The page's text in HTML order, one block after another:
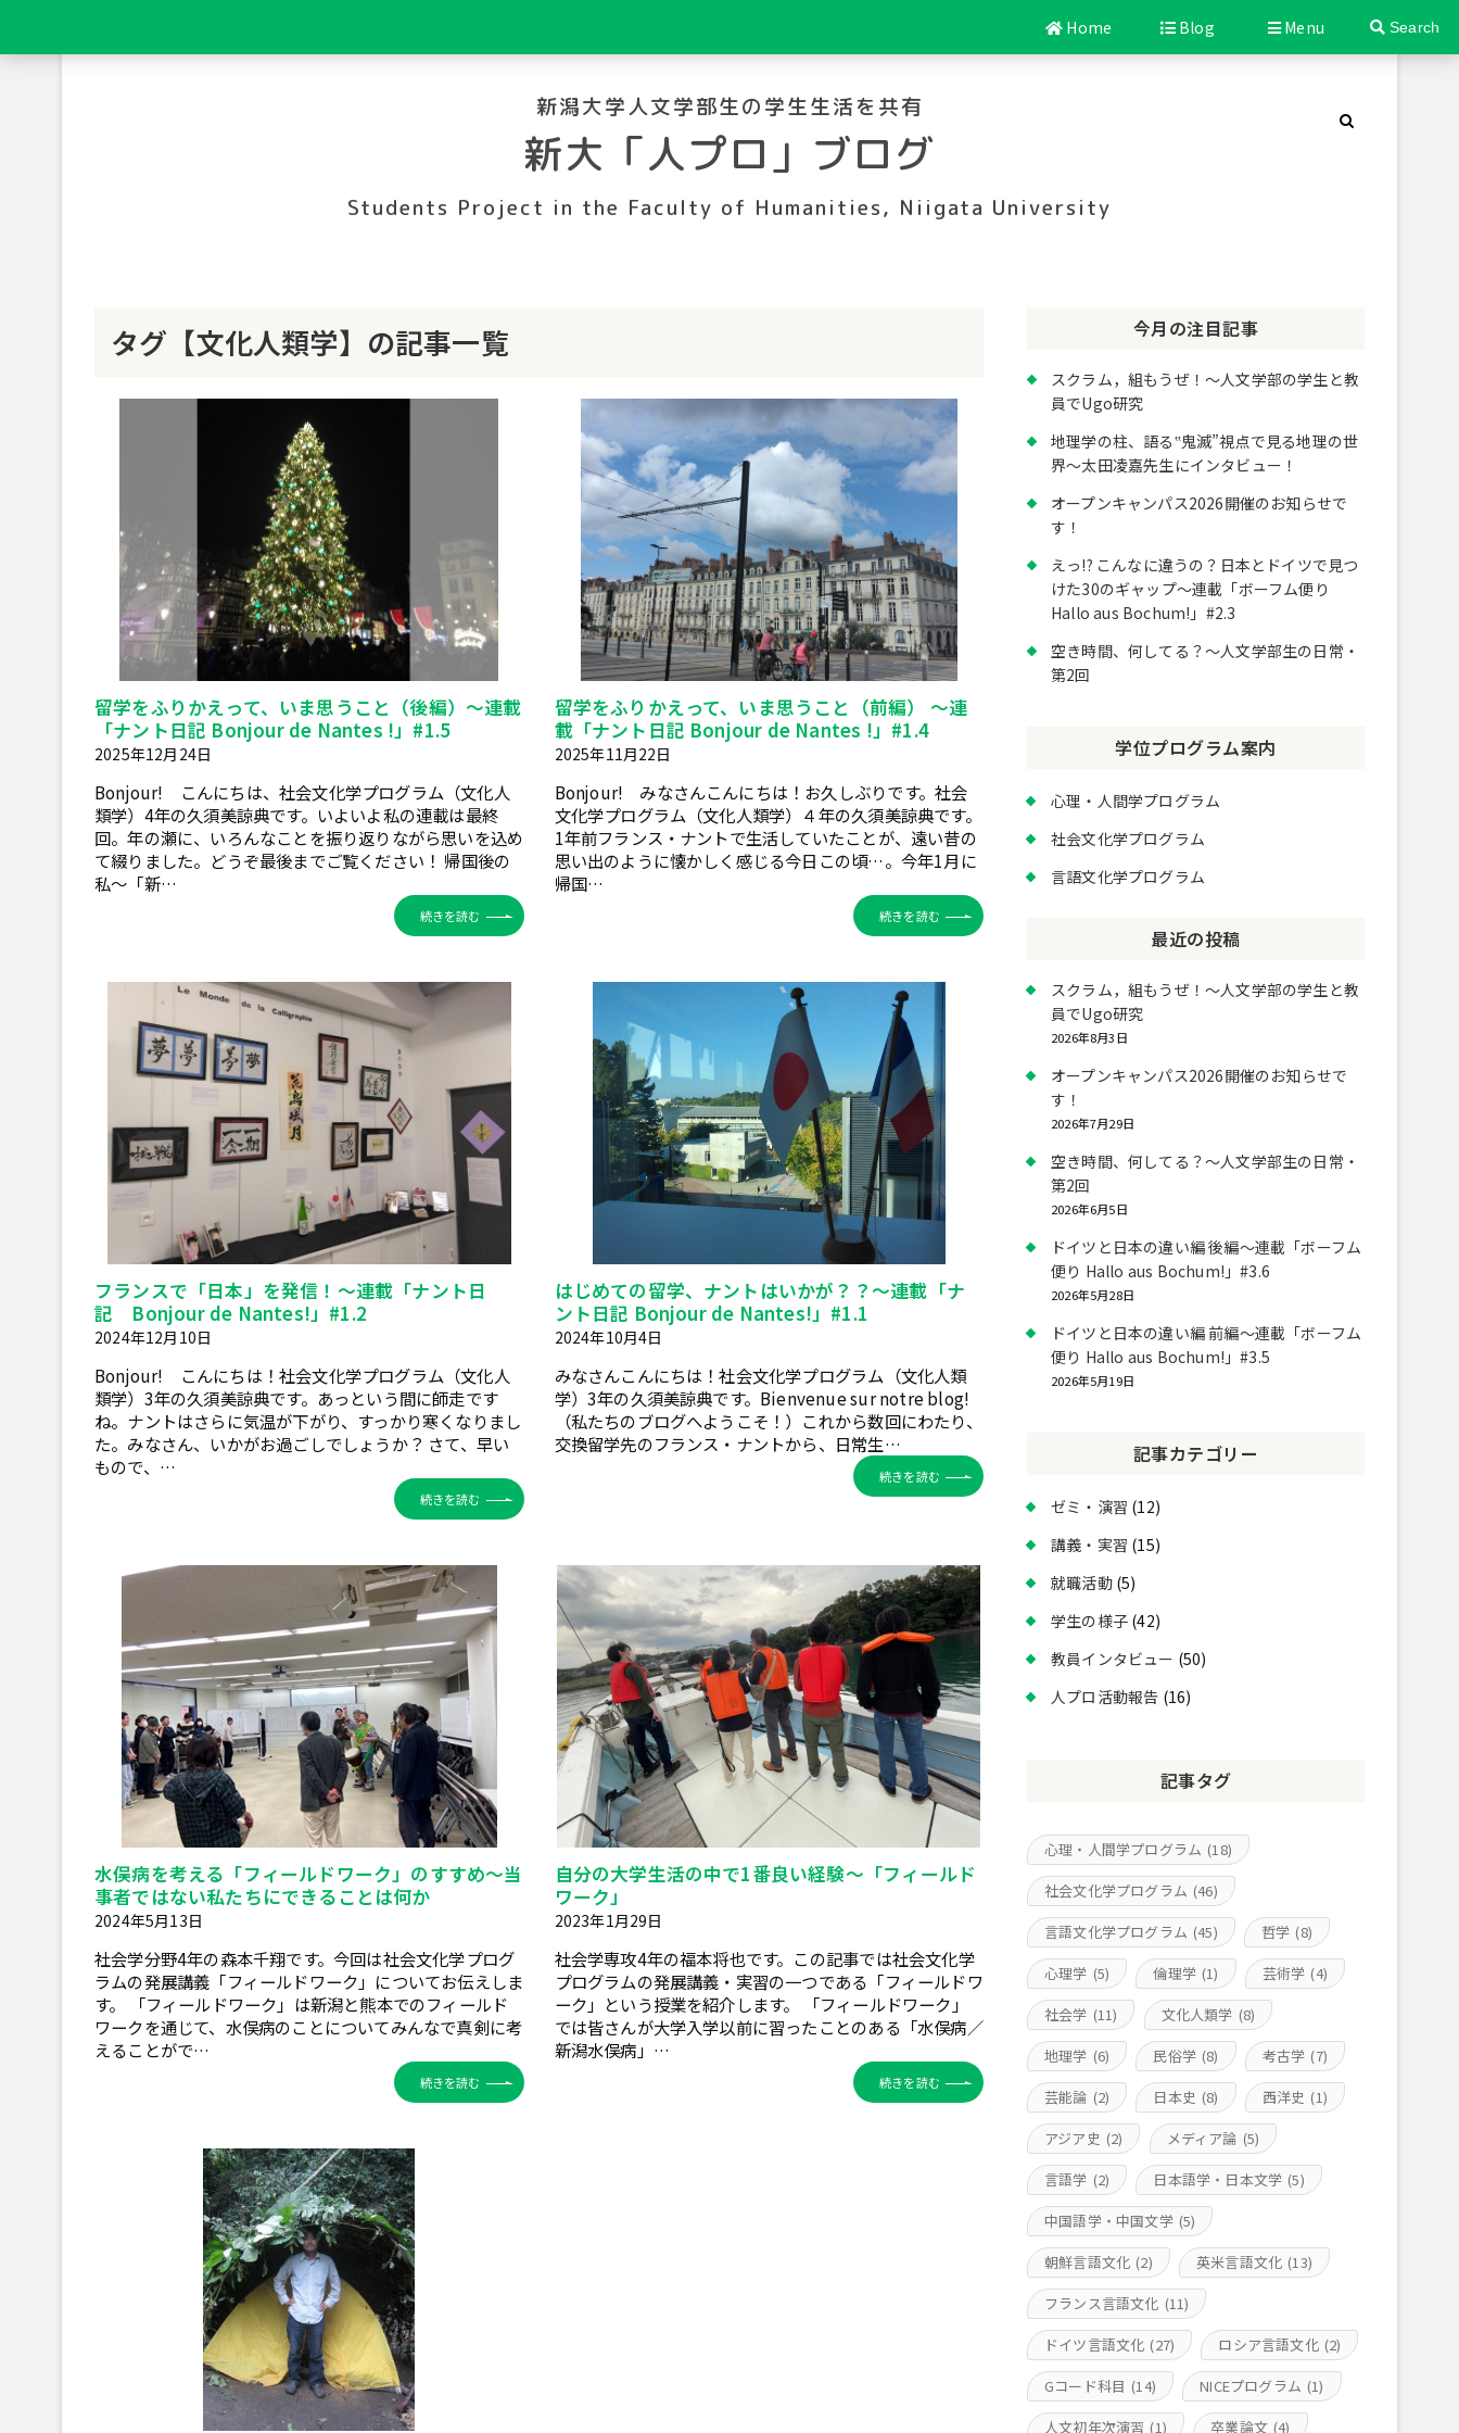
Home Blog Menu Search
新潟大学人文学部生の学生生活を共有
新大「人プロ」ブログ
Students Project in the Faculty of Humanities, Niigata University
タグ【文化人類学】の記事一覧
留学をふりかえって、いま思うこと（後編）～連載
「ナント日記 Bonjour de Nantes !」#1.5
2025年12月24日
Bonjour! こんにちは、社会文化学プログラム（文化人
類学）4年の久須美諒典です。いよいよ私の連載は最終
回。年の瀬に、いろんなことを振り返りながら思いを込め
て綴りました。どうぞ最後までご覧ください！ 帰国後の
私～「新…
続きを読む
留学をふりかえって、いま思うこと（前編） ～連
載「ナント日記 Bonjour de Nantes !」#1.4
2025年11月22日
Bonjour! みなさんこんにちは！お久しぶりです。社会
文化学プログラム（文化人類学）４年の久須美諒典です。
1年前フランス・ナントで生活していたことが、遠い昔の
思い出のように懐かしく感じる今日この頃…。今年1月に
帰国…
続きを読む
フランスで「日本」を発信！～連載「ナント日
記 Bonjour de Nantes!」#1.2
2024年12月10日
Bonjour! こんにちは！社会文化学プログラム（文化人
類学）3年の久須美諒典です。あっという間に師走です
ね。ナントはさらに気温が下がり、すっかり寒くなりまし
た。みなさん、いかがお過ごしでしょうか？ さて、早い
もので、…
続きを読む
はじめての留学、ナントはいかが？？～連載「ナ
ント日記 Bonjour de Nantes!」#1.1
2024年10月4日
みなさんこんにちは！社会文化学プログラム（文化人類
学）3年の久須美諒典です。Bienvenue sur notre blog!
（私たちのブログへようこそ！）これから数回にわたり、
交換留学先のフランス・ナントから、日常生…
続きを読む
水俣病を考える「フィールドワーク」のすすめ～当
事者ではない私たちにできることは何か
2024年5月13日
社会学分野4年の森本千翔です。今回は社会文化学プログ
ラムの発展講義「フィールドワーク」についてお伝えしま
す。 「フィールドワーク」は新潟と熊本でのフィールド
ワークを通じて、水俣病のことについてみんなで真剣に考
えることがで…
続きを読む
自分の大学生活の中で1番良い経験～「フィールド
ワーク」
2023年1月29日
社会学専攻4年の福本将也です。この記事では社会文化学
プログラムの発展講義・実習の一つである「フィールドワ
ーク」という授業を紹介します。 「フィールドワーク」
では皆さんが大学入学以前に習ったことのある「水俣病／
新潟水俣病」…
続きを読む
今月の注目記事
スクラム，組もうぜ！～人文学部の学生と教
員でUgo研究
地理学の柱、語る‟鬼滅”視点で見る地理の世
界～太田凌嘉先生にインタビュー！
オープンキャンパス2026開催のお知らせで
す！
えっ!? こんなに違うの？日本とドイツで見つ
けた30のギャップ～連載「ボーフム便り
Hallo aus Bochum!」#2.3
空き時間、何してる？～人文学部生の日常・
第2回
学位プログラム案内
心理・人間学プログラム
社会文化学プログラム
言語文化学プログラム
最近の投稿
スクラム，組もうぜ！～人文学部の学生と教
員でUgo研究
2026年8月3日
オープンキャンパス2026開催のお知らせで
す！
2026年7月29日
空き時間、何してる？～人文学部生の日常・
第2回
2026年6月5日
ドイツと日本の違い編 後編～連載「ボーフム
便り Hallo aus Bochum!」#3.6
2026年5月28日
ドイツと日本の違い編 前編～連載「ボーフム
便り Hallo aus Bochum!」#3.5
2026年5月19日
記事カテゴリー
ゼミ・演習 (12)
講義・実習 (15)
就職活動(5)
学生の様子 (42)
教員インタビュー (50)
人プロ活動報告 (16)
記事タグ
心理・人間学プログラム (18)
社会文化学プログラム (46)
言語文化学プログラム (45) 哲学 (8)
心理学 (5) 倫理学 (1) 芸術学 (4)
社会学 (11) 文化人類学 (8)
地理学 (6) 民俗学 (8) 考古学 (7)
芸能論 (2) 日本史 (8) 西洋史 (1)
アジア史 (2) メディア論 (5)
言語学 (2) 日本語学・日本文学 (5)
中国語学・中国文学 (5)
朝鮮言語文化 (2) 英米言語文化 (13)
フランス言語文化 (11)
ドイツ言語文化 (27) ロシア言語文化 (2)
Gコード科目 (14) NICEプログラム (1)
人文初年次演習 (1) 卒業論文 (4)